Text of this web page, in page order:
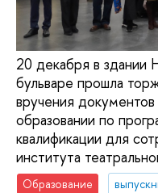
20 декабря в
бульваре прошла
вручения
образовании по
квалификации для
института
Образование